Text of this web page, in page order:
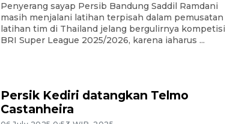
Penyerang sayap Persib Bandung Saddil Ramdani
masih menjalani latihan terpisah dalam pemusatan
latihan tim di Thailand jelang bergulirnya kompetisi
BRI Super League 2025/2026, karena iaharus ...
Persik Kediri datangkan Telmo
Castanheira